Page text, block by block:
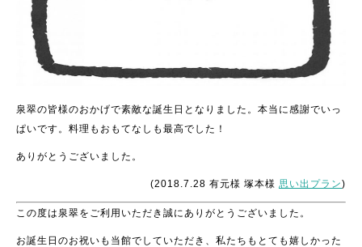
泉翠の皆様のおかげで素敵な誕生日となりました。本当に感謝でいっ
ぱいです。料理もおもてなしも最高でした！
ありがとうございました。
(2018.7.28 有元様 塚本様 思い出プラン )
この度は泉翠をご利用いただき誠にありがとうございました。
お誕生日のお祝いも当館でしていただき、私たちもとても嬉しかった